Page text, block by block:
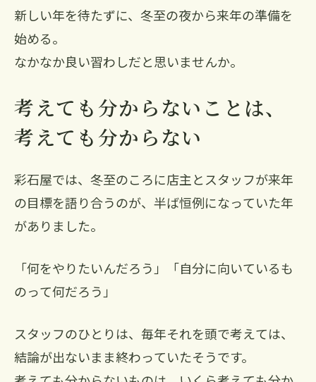
新しい年を待たずに、冬至の夜から来年の準備を
始める。
なかなか良い習わしだと思いませんか。
考えても分からないことは、
考えても分からない
彩石屋では、冬至のころに店主とスタッフが来年
の目標を語り合うのが、半ば恒例になっていた年
がありました。
「何をやりたいんだろう」「自分に向いているも
のって何だろう」
スタッフのひとりは、毎年それを頭で考えては、
結論が出ないまま終わっていたそうです。